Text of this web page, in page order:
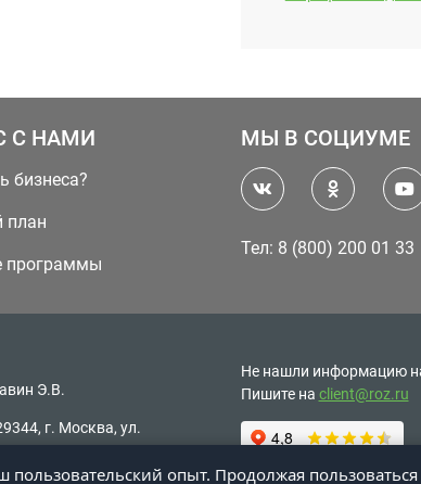
С НАМИ
бизнеса?
план
программы
МЫ В СОЦИУМЕ
Тел: 8 (800) 200 01 33
Э.В.
г. Москва, ул.
Не нашли информацию
Пишите на client@roz.ru
опыт. Продолжая